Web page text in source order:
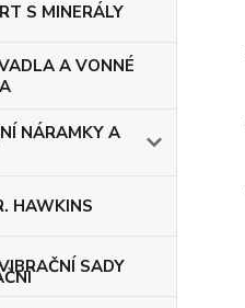
S MINERÁLY
A VONNÉ
NÁRAMKY A
HAWKINS
SADY